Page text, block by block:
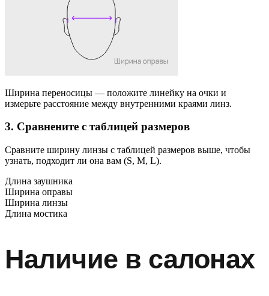
Ширина переносицы — положите линейку на очки и
измерьте расстояние между внутренними краями линз.
3. Сравнените с таблицей размеров
Сравните ширину линзы с таблицей размеров выше, чтобы
узнать, подходит ли она вам (S, M, L).
Длина заушника
Ширина оправы
Ширина линзы
Длина мостика
Наличие в салонах